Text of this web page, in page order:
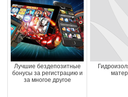
Лучшие бездепозитные
бонусы за регистрацию и
за многое другое